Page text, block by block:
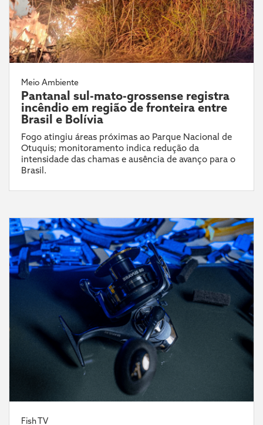
Meio Ambiente
Pantanal sul-mato-grossense registra
incêndio em região de fronteira entre
Brasil e Bolívia
Fogo atingiu áreas próximas ao Parque Nacional de
Otuquis; monitoramento indica redução da
intensidade das chamas e ausência de avanço para o
Brasil.
Fish TV